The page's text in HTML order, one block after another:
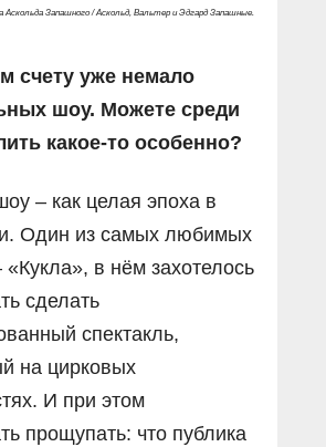
Аскольда Запашного / Аскольд, Вальтер и Эдгард Запашные.
счету уже немало
шоу. Можете среди
какое-то особенно?
– как целая эпоха в
Один из самых любимых
«Кукла», в нём захотелось
сделать
спектакль,
на цирковых
И при этом
прощупать: что публика